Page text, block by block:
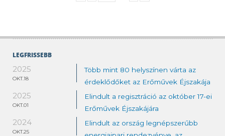
LEGFRISSEBB
2025
OKT.18
Több mint 80 helyszínen várta az
érdeklődőket az Erőművek Éjszakája
2025
OKT.01
Elindult a regisztráció az október 17-ei
Erőművek Éjszakájára
2024
OKT.25
Elindult az ország legnépszerűbb